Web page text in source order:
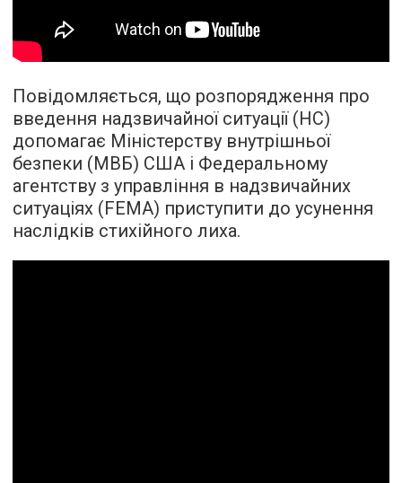
Повідомляється, що розпорядження про
введення надзвичайної ситуації (НС)
допомагає Міністерству внутрішньої
безпеки (МВБ) США і Федеральному
агентству з управління в надзвичайних
ситуаціях (FEMA) приступити до усунення
наслідків стихійного лиха.